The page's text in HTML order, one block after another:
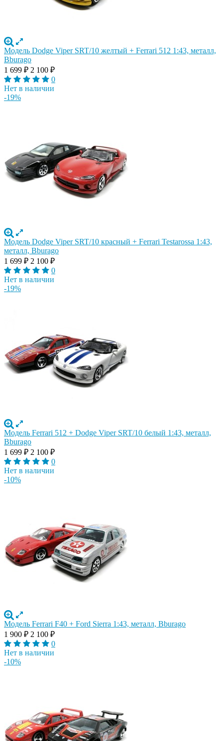
Модель Dodge Viper SRT/10 желтый + Ferrari 512 1:43, металл,
Bburago
1 699 ₽ 2 100 ₽
0
Нет в наличии
-19%
Модель Dodge Viper SRT/10 красный + Ferrari Testarossa 1:43,
металл, Bburago
1 699 ₽ 2 100 ₽
0
Нет в наличии
-19%
Модель Ferrari 512 + Dodge Viper SRT/10 белый 1:43, металл,
Bburago
1 699 ₽ 2 100 ₽
0
Нет в наличии
-10%
Модель Ferrari F40 + Ford Sierra 1:43, металл, Bburago
1 900 ₽ 2 100 ₽
0
Нет в наличии
-10%